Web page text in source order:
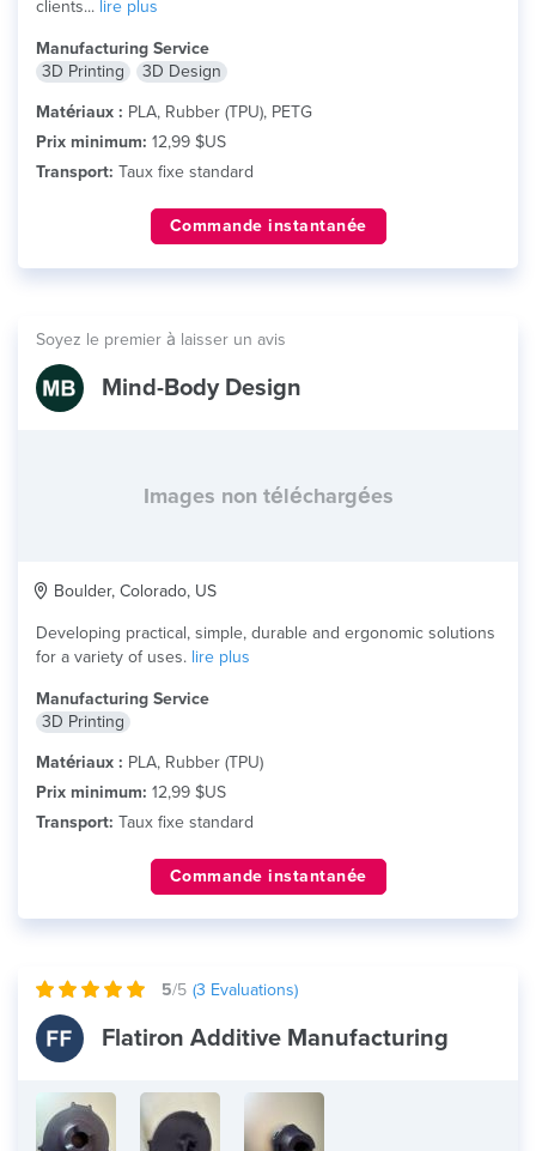
clients... lire plus
Manufacturing Service
3D Printing
3D Design
Matériaux : PLA, Rubber (TPU), PETG
Prix minimum: 12,99 $US
Transport: Taux fixe standard
Commande instantanée
Soyez le premier à laisser un avis
Mind-Body Design
Images non téléchargées
Boulder, Colorado, US
Developing practical, simple, durable and ergonomic solutions
for a variety of uses. lire plus
Manufacturing Service
3D Printing
Matériaux : PLA, Rubber (TPU)
Prix minimum: 12,99 $US
Transport: Taux fixe standard
Commande instantanée
5/5 (3 Evaluations)
Flatiron Additive Manufacturing